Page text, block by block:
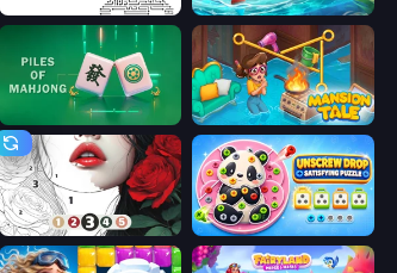
Arrow Escape Tropical Merge
Piles of Mahjong Mansion Tale: Merge Secrets
Numicolor Unscrew Drop: Satisfying Puzzle